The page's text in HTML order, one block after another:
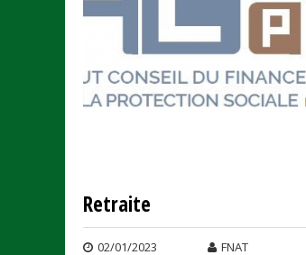
Retraite
02/01/2023 FNAT